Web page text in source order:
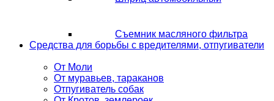
Съемник масляного фильтра
Средства для борьбы с вредителями, отпугиватели
От Моли
От муравьев, тараканов
Отпугиватель собак